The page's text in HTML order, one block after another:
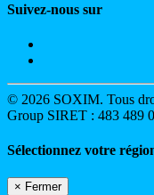
Suivez-nous sur
© 2026 SOXIM. Tous
Group SIRET : 483 489
Sélectionnez votre
× Fermer